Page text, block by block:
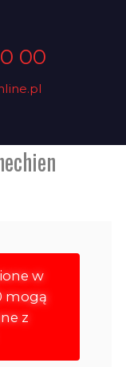
00
w
mogą
z